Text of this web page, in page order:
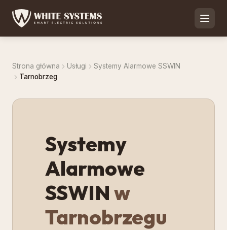
Strona główna Usługi
Systemy Alarmowe SSWIN
Tarnobrzeg
Systemy
Alarmowe
SSWIN w
Tarnobrzegu